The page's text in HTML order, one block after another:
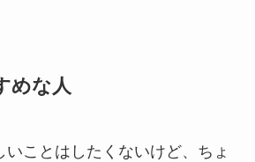
めな人
いことはしたくないけど、ちょ